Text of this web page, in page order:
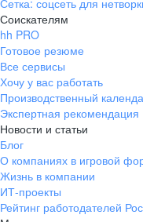
Соискателям
hh PRO
Готовое резюме
Все сервисы
Хочу у вас работать
Производственный
Экспертная рекомендация
Новости и статьи
Блог
О компаниях в игровой
Жизнь в компании
ИТ-проекты
Рейтинг работодателей